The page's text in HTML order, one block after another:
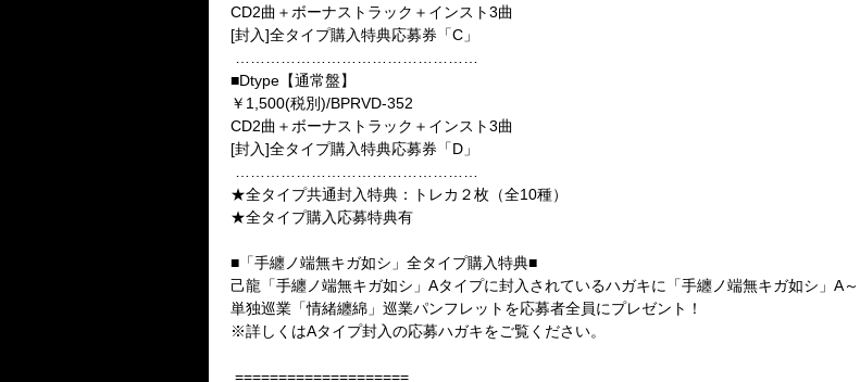
CD2曲＋ボーナストラック＋インスト3曲
[封入]全タイプ購入特典応募券「C」
■Dtype【通常盤】
￥1,500(税別)/BPRVD-352
CD2曲＋ボーナストラック＋インスト3曲
[封入]全タイプ購入特典応募券「D」
★全タイプ共通封入特典：トレカ２枚（全10種）
★全タイプ購入応募特典有
■「手纏ノ端無キガ如シ」全タイプ購入特典■
己龍「手纏ノ端無キガ如シ」Aタイプに封入されているハガキに「手纏ノ端無キガ如シ」A
単独巡業「情緒纏綿」巡業パンフレットを応募者全員にプレゼント！
※詳しくはAタイプ封入の応募ハガキをご覧ください。
====================